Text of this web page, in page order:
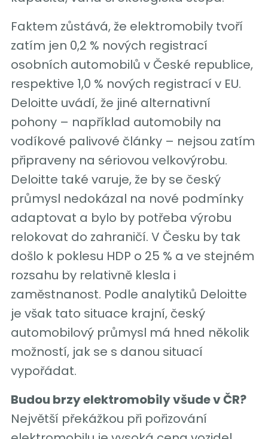
Faktem zůstává, že elektromobily tvoří
zatím jen 0,2 % nových registrací
osobních automobilů v České republice,
respektive 1,0 % nových registrací v EU.
Deloitte uvádí, že jiné alternativní
pohony – například automobily na
vodíkové palivové články – nejsou zatím
připraveny na sériovou velkovýrobu.
Deloitte také varuje, že by se český
průmysl nedokázal na nové podmínky
adaptovat a bylo by potřeba výrobu
relokovat do zahraničí. V Česku by tak
došlo k poklesu HDP o 25 % a ve stejném
rozsahu by relativně klesla i
zaměstnanost. Podle analytiků Deloitte
je však tato situace krajní, český
automobilový průmysl má hned několik
možností, jak se s danou situací
vypořádat.
Budou brzy elektromobily všude v ČR?
Největší překážkou při pořizování